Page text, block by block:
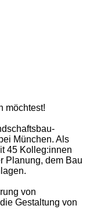
möchtest!
München. Als
45 Kolleg:innen
Planung, dem Bau
von
Gestaltung von